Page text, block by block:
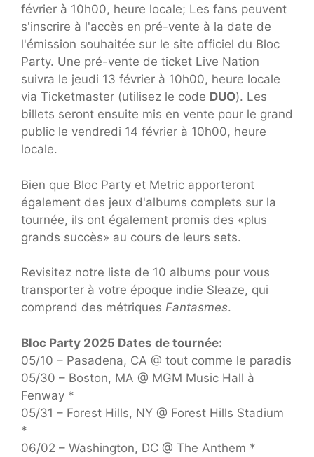
février à 10h00, heure locale; Les fans peuvent
s'inscrire à l'accès en pré-vente à la date de
l'émission souhaitée sur le site officiel du Bloc
Party. Une pré-vente de ticket Live Nation
suivra le jeudi 13 février à 10h00, heure locale
via Ticketmaster (utilisez le code DUO). Les
billets seront ensuite mis en vente pour le grand
public le vendredi 14 février à 10h00, heure
locale.
Bien que Bloc Party et Metric apporteront
également des jeux d'albums complets sur la
tournée, ils ont également promis des «plus
grands succès» au cours de leurs sets.
Revisitez notre liste de 10 albums pour vous
transporter à votre époque indie Sleaze, qui
comprend des métriques Fantasmes.
Bloc Party 2025 Dates de tournée:
05/10 – Pasadena, CA @ tout comme le paradis
05/30 – Boston, MA @ MGM Music Hall à
Fenway *
05/31 – Forest Hills, NY @ Forest Hills Stadium
*
06/02 – Washington, DC @ The Anthem *